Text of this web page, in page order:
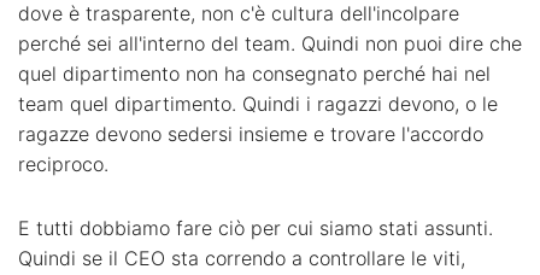
dove è trasparente, non c'è cultura dell'incolpare
perché sei all'interno del team. Quindi non puoi dire che
quel dipartimento non ha consegnato perché hai nel
team quel dipartimento. Quindi i ragazzi devono, o le
ragazze devono sedersi insieme e trovare l'accordo
reciproco.
E tutti dobbiamo fare ciò per cui siamo stati assunti.
Quindi se il CEO sta correndo a controllare le viti,